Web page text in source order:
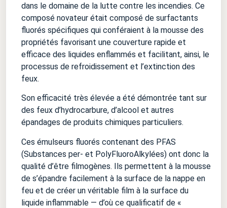
dans le domaine de la lutte contre les incendies. Ce
composé novateur était composé de surfactants
fluorés spécifiques qui conféraient à la mousse des
propriétés favorisant une couverture rapide et
efficace des liquides enflammés et facilitant, ainsi, le
processus de refroidissement et l’extinction des
feux.
Son efficacité très élevée a été démontrée tant sur
des feux d’hydrocarbure, d’alcool et autres
épandages de produits chimiques particuliers.
Ces émulseurs fluorés contenant des PFAS
(Substances per- et PolyFluoroAlkylées) ont donc la
qualité d’être filmogènes. Ils permettent à la mousse
de s’épandre facilement à la surface de la nappe en
feu et de créer un véritable film à la surface du
liquide inflammable — d’où ce qualificatif de «